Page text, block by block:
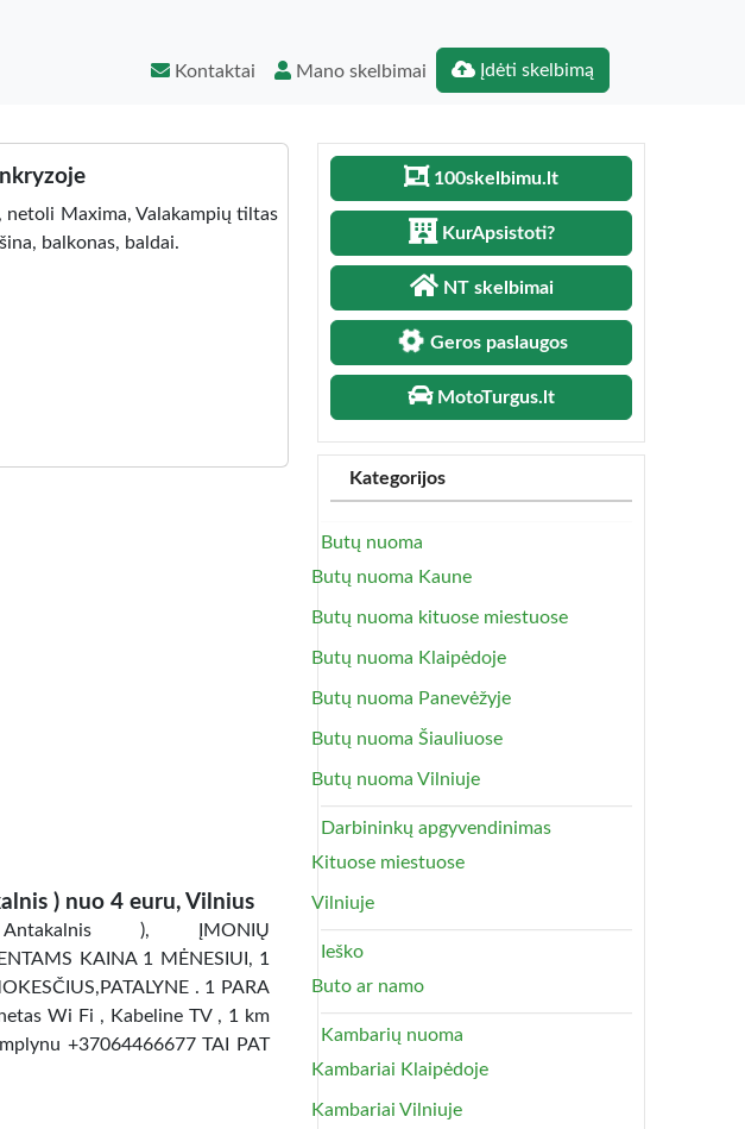
Kontaktai Mano skelbimai Įdėti skelbimą
netoli Maxima, Valakampių tiltas
balkonas, baldai.
) nuo 4 euru, Vilnius
), ĮMONIŲ
KAINA 1 MĖNESIUI, 1
. 1 PARA
Wi Fi , Kabeline TV , 1 km
+37064466677 TAI PAT
100skelbimu.lt
KurApsistoti?
NT skelbimai
Geros paslaugos
MotoTurgus.lt
Kategorijos
Butų nuoma
Butų nuoma Kaune
Butų nuoma kituose miestuose
Butų nuoma Klaipėdoje
Butų nuoma Panevėžyje
Butų nuoma Šiauliuose
Butų nuoma Vilniuje
Darbininkų apgyvendinimas
Kituose miestuose
Vilniuje
Ieško
Buto ar namo
Kambarių nuoma
Kambariai Klaipėdoje
Kambariai Vilniuje